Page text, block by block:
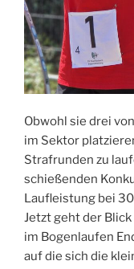
Obwohl sie drei
im Sektor
Strafrunden zu
schießenden
Laufleistung bei
Jetzt geht der
im Bogenlaufen
auf die sich die